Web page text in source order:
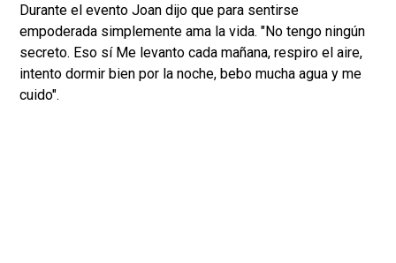
Durante el evento Joan dijo que para sentirse
empoderada simplemente ama la vida. "No tengo ningún
secreto. Eso sí Me levanto cada mañana, respiro el aire,
intento dormir bien por la noche, bebo mucha agua y me
cuido".